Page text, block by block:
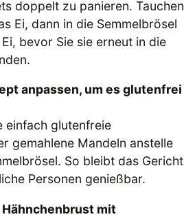
doppelt zu panieren. Tauchen
Ei, dann in die Semmelbrösel
bevor Sie sie erneut in die
anpassen, um es glutenfrei
einfach glutenfreie
gemahlene Mandeln anstelle
So bleibt das Gericht
Personen genießbar.
mit